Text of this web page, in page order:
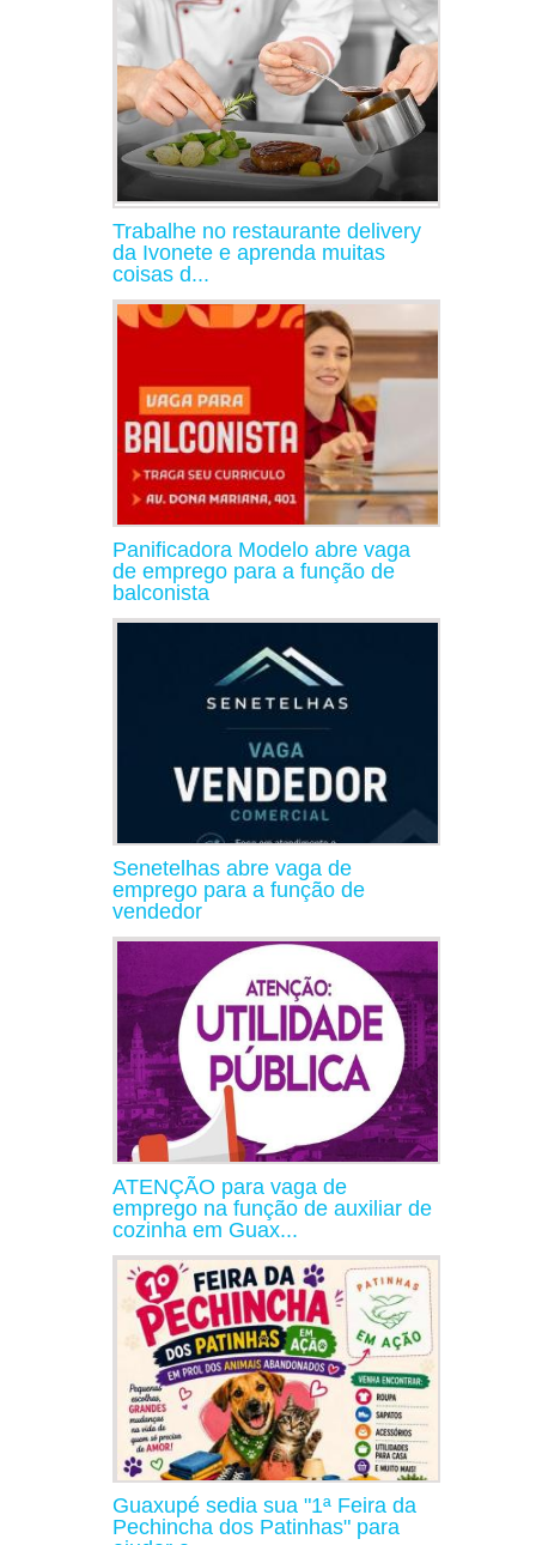
Trabalhe no restaurante delivery
da Ivonete e aprenda muitas
coisas d...
Panificadora Modelo abre vaga
de emprego para a função de
balconista
Senetelhas abre vaga de
emprego para a função de
vendedor
ATENÇÃO para vaga de
emprego na função de auxiliar de
cozinha em Guax...
Guaxupé sedia sua "1ª Feira da
Pechincha dos Patinhas" para